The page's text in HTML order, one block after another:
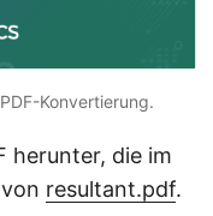
Konvertierung.
herunter, die im
resultant.pdf.